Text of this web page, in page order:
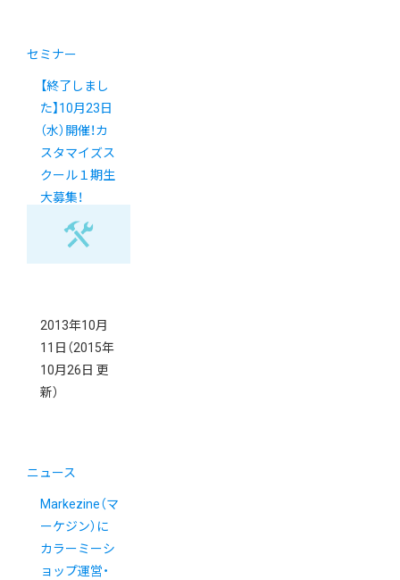
セミナー
【終了しまし
た】10月23日
（水）開催！カ
スタマイズス
クール１期生
大募集！
2013年10月
11日 （2015年
10月26日 更
新）
ニュース
Markezine（マ
ーケジン）に
カラーミーシ
ョップ運営・